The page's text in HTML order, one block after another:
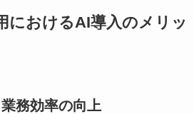
におけるAI導入のメリッ
務効率の向上